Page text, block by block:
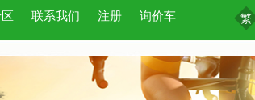
联系我们 注册 询价车 繁